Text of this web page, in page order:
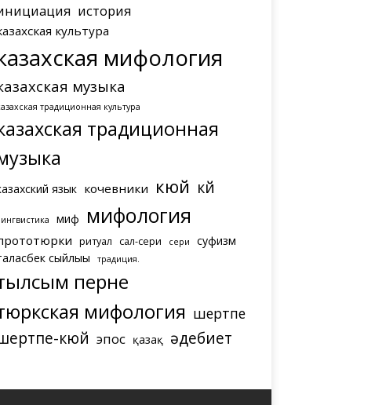
история
культура
мифология
музыка
традиционная культура
традиционная
язык кочевники кюй күй
миф мифология
ритуал сал-сери сери
суфизм
сыйлығы
традиция.
перне
мифология шертпе
кюй эпос қазақ әдебиет